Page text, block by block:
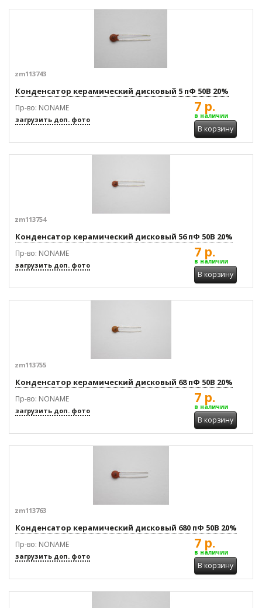
zm113743
Конденсатор керамический дисковый 5 пФ 50В 20%
Пр-во: NONAME
загрузить доп. фото
7 р.
в наличии
В корзину
zm113754
Конденсатор керамический дисковый 56 пФ 50В 20%
Пр-во: NONAME
загрузить доп. фото
7 р.
в наличии
В корзину
zm113755
Конденсатор керамический дисковый 68 пФ 50В 20%
Пр-во: NONAME
загрузить доп. фото
7 р.
в наличии
В корзину
zm113763
Конденсатор керамический дисковый 680 пФ 50В 20%
Пр-во: NONAME
загрузить доп. фото
7 р.
в наличии
В корзину